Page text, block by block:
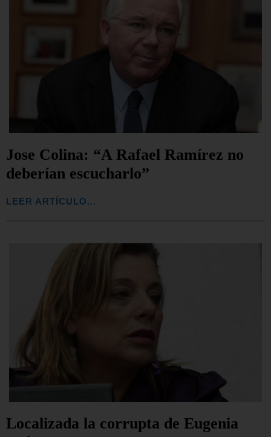
Jose Colina: “A Rafael Ramírez no
deberían escucharlo”
LEER ARTÍCULO...
Localizada la corrupta de Eugenia